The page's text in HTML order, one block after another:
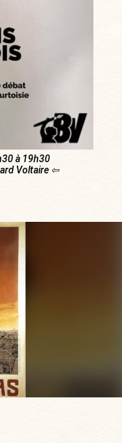
à 19h30
Voltaire ⇦